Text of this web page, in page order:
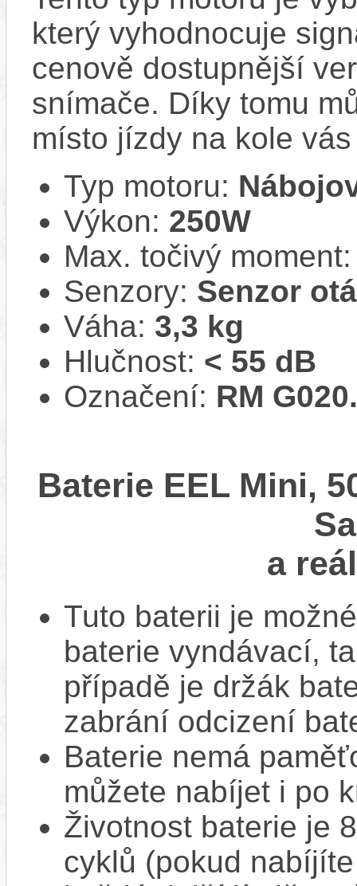
který vyhodnocuje
cenově dostupnější
snímače. Díky tomu
místo jízdy na kole
Typ motoru:
Výkon: 250W
Max. točivý
Senzory: Senzor
Váha: 3,3 kg
Hlučnost: < 55 dB
Označení: RM
Baterie EEL Mini,
a
Tuto baterii je
baterie vyndávací,
případě je držák
zabrání odcizení
Baterie nemá
můžete nabíjet i po
Životnost baterie je
cyklů (pokud